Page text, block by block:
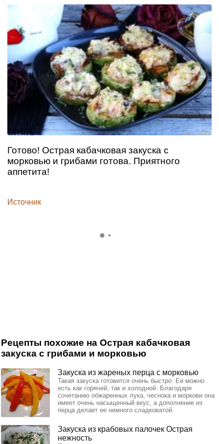
Готово! Острая кабачковая закуска с
морковью и грибами готова. Приятного
аппетита!
Источник
Рецепты похожие на Острая кабачковая
закуска с грибами и морковью
Закуска из жареных перца с морковью
Такая закуска готовится очень быстро. Ее можно
есть как горячей, так и холодной. Благодаря
сочетанию обжаренных лука, чеснока и моркови она
имеет очень насыщенный вкус, а дополнение из
перца делает ее немного сладковатой.
Закуска из крабовых палочек Острая
нежность